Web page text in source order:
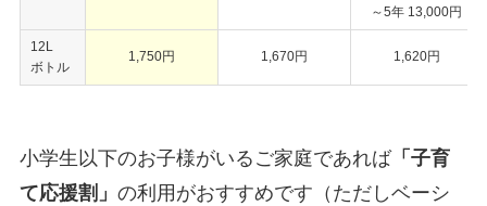
～5年 13,000円
12L
ボトル
1,750円 1,670円 1,620円
小学生以下のお子様がいるご家庭であれば「子育
て応援割」 の利用がおすすめです（ただしベーシ